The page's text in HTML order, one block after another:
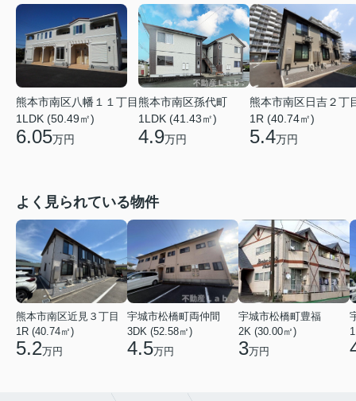
熊本市南区八幡１１丁目
1LDK (50.49㎡)
6.05万円
熊本市南区孫代町
1LDK (41.43㎡)
4.9万円
熊本市南区日吉２丁
1R (40.74㎡)
5.4万円
よく見られている物件
熊本市南区近見３丁目
1R (40.74㎡)
5.2万円
宇城市松橋町両仲間
3DK (52.58㎡)
4.5万円
宇城市松橋町豊福
2K (30.00㎡)
3万円